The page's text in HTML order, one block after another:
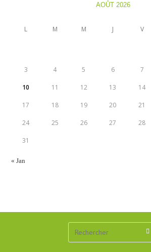
AOÛT 2026
L M M J V
3 4 5 6 7
10 11 12 13 14
17 18 19 20 21
24 25 26 27 28
31
« Jan